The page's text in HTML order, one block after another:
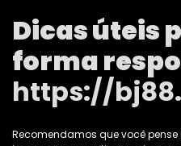
Dicas úteis
forma
https://
Recomendamos que você